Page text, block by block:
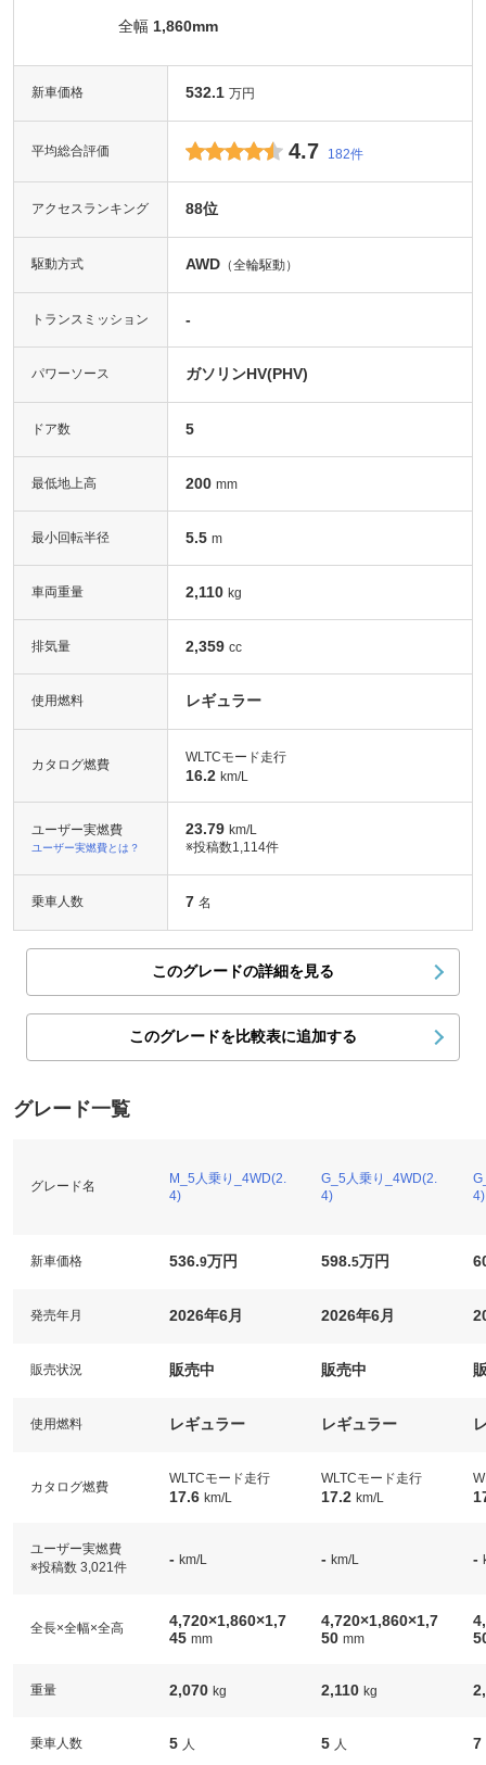
全幅 1,860mm
新車価格 532.1 万円
平均総合評価 4.7 182件
アクセスランキング 88位
駆動方式 AWD （全輪駆動）
トランスミッション -
パワーソース ガソリンHV(PHV)
ドア数 5
最低地上高 200 mm
最小回転半径 5.5 m
車両重量 2,110 kg
排気量 2,359 cc
使用燃料 レギュラー
カタログ燃費 WLTCモード走行
16.2 km/L
ユーザー実燃費
ユーザー実燃費とは？
23.79 km/L
※投稿数1,114件
乗車人数 7 名
このグレードの詳細を見る
このグレードを比較表に追加する
グレード一覧
グレード名
M_5人乗り_4WD(2.
4)
G_5人乗り_4WD(2.
4)
4)
新車価格 536.9万円 598.5万円
発売年月 2026年6月 2026年6月
販売状況 販売中 販売中
使用燃料 レギュラー レギュラー
カタログ燃費
WLTCモード走行
17.6 km/L
WLTCモード走行
17.2 km/L
ユーザー実燃費
※投稿数 3,021件
- km/L - km/L -
全長×全幅×全高
4,720×1,860×1,7
45 mm
4,720×1,860×1,7
50 mm
重量 2,070 kg 2,110 kg
乗車人数 5 人 5 人 7